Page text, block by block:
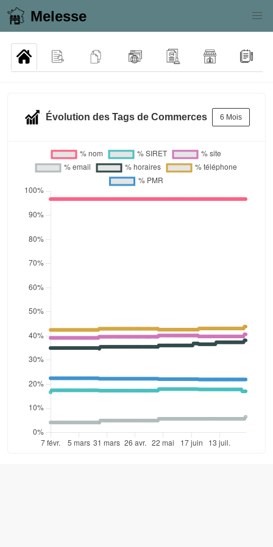
Melesse
Évolution des Tags de Commerces 6 Mois